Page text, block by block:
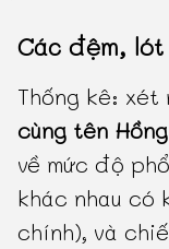
Các đệm,
Thống kê:
cùng tên Hồng
về mức độ
khác nhau có
chính), và